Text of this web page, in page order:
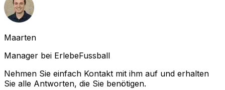
Maarten
Manager bei ErlebeFussball
Nehmen Sie einfach Kontakt mit ihm auf und erhalten
Sie alle Antworten, die Sie benötigen.